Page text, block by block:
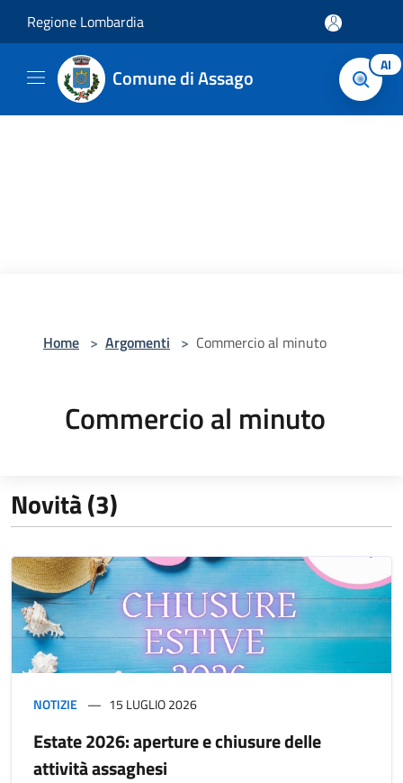
Regione Lombardia
Comune di Assago AI
Home > Argomenti > Commercio al minuto
Commercio al minuto
Novità (3)
NOTIZIE 15 LUGLIO 2026
Estate 2026: aperture e chiusure delle
attività assaghesi